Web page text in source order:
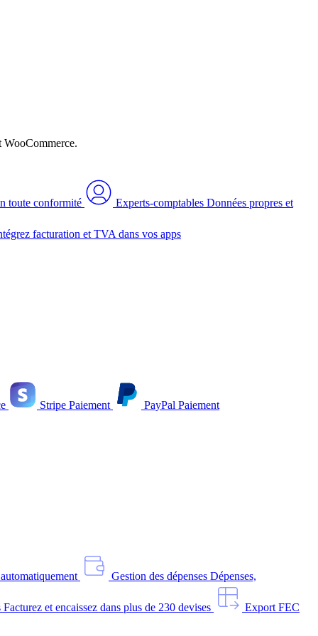
WooCommerce.
toute conformité Experts-comptables Données propres et
facturation et TVA dans vos apps
Stripe Paiement PayPal Paiement
Gestion des dépenses Dépenses,
Facturez et encaissez dans plus de 230 devises
Export FEC